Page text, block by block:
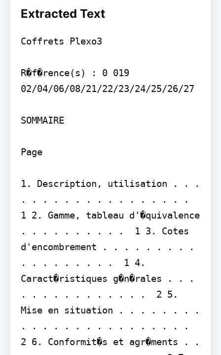
Extracted Text
Coffrets Plexo3
R�f�rence(s) : 0 019
02/04/06/08/21/22/23/24/25/26/27
SOMMAIRE
Page
1. Description, utilisation . . .
. . . . . . . . . . . . . . . .
1 2. Gamme, tableau d'�quivalence
. . . . . . . . . .  1 3. Cotes
d'encombrement . . . . . . . . .
. . . . . . . . .  1 4.
Caract�ristiques g�n�rales . . .
. . . . . . . . . . . .  2 5.
Mise en situation . . . . . . . .
. . . . . . . . . . . . . . . .
2 6. Conformit�s et agr�ments . .